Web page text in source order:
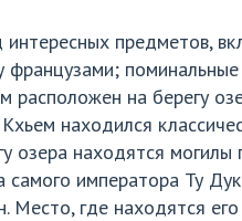
предметов,
на берегу
находился
озера находятся
императора Ту
Место, где находятся